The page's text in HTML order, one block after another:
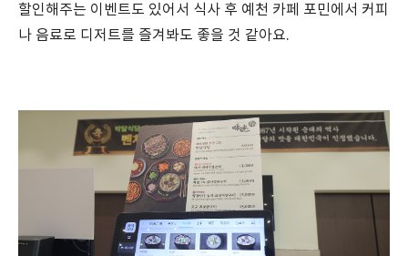
할인해주는 이벤트도 있어서 식사 후 예천 카페 포민에서 커피
나 음료로 디저트를 즐겨봐도 좋을 것 같아요.